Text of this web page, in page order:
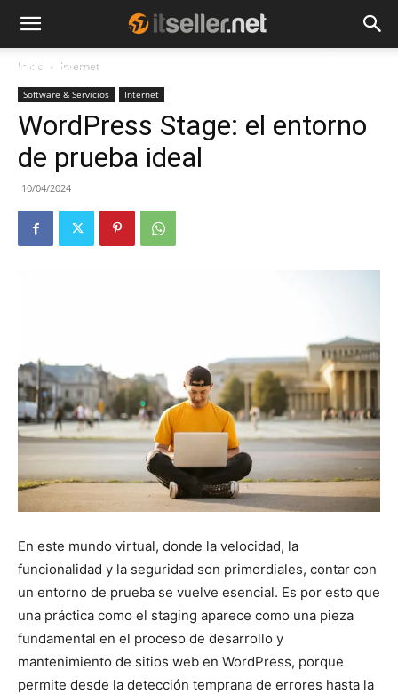
NOTICIAS
Inicio Internet
Software & Servicios Internet
WordPress Stage: el entorno
de prueba ideal
10/04/2024
En este mundo virtual, donde la velocidad, la
funcionalidad y la seguridad son primordiales, contar con
un entorno de prueba se vuelve esencial. Es por esto que
una práctica como el staging aparece como una pieza
fundamental en el proceso de desarrollo y
mantenimiento de sitios web en WordPress, porque
permite desde la detección temprana de errores hasta la